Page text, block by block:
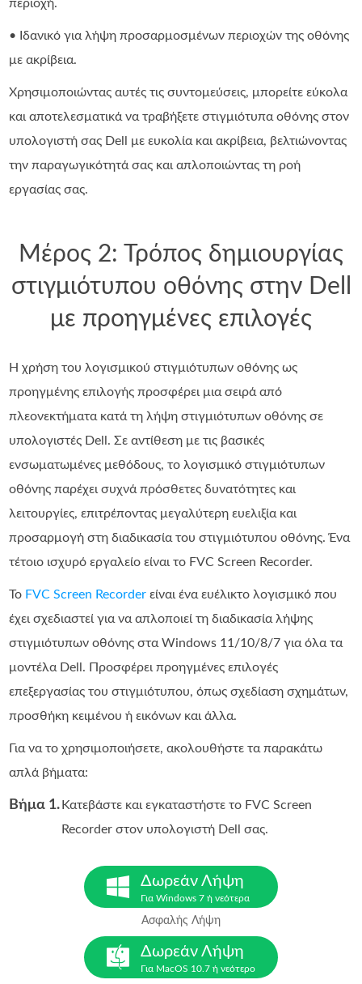
περιοχή.
• Ιδανικό για λήψη προσαρμοσμένων περιοχών της οθόνης
με ακρίβεια.
Χρησιμοποιώντας αυτές τις συντομεύσεις, μπορείτε εύκολα
και αποτελεσματικά να τραβήξετε στιγμιότυπα οθόνης στον
υπολογιστή σας Dell με ευκολία και ακρίβεια, βελτιώνοντας
την παραγωγικότητά σας και απλοποιώντας τη ροή
εργασίας σας.
Μέρος 2: Τρόπος δημιουργίας
στιγμιότυπου οθόνης στην Dell
με προηγμένες επιλογές
Η χρήση του λογισμικού στιγμιότυπων οθόνης ως
προηγμένης επιλογής προσφέρει μια σειρά από
πλεονεκτήματα κατά τη λήψη στιγμιότυπων οθόνης σε
υπολογιστές Dell. Σε αντίθεση με τις βασικές
ενσωματωμένες μεθόδους, το λογισμικό στιγμιότυπων
οθόνης παρέχει συχνά πρόσθετες δυνατότητες και
λειτουργίες, επιτρέποντας μεγαλύτερη ευελιξία και
προσαρμογή στη διαδικασία του στιγμιότυπου οθόνης. Ένα
τέτοιο ισχυρό εργαλείο είναι το FVC Screen Recorder.
Το FVC Screen Recorder είναι ένα ευέλικτο λογισμικό που
έχει σχεδιαστεί για να απλοποιεί τη διαδικασία λήψης
στιγμιότυπων οθόνης στα Windows 11/10/8/7 για όλα τα
μοντέλα Dell. Προσφέρει προηγμένες επιλογές
επεξεργασίας του στιγμιότυπου, όπως σχεδίαση σχημάτων,
προσθήκη κειμένου ή εικόνων και άλλα.
Για να το χρησιμοποιήσετε, ακολουθήστε τα παρακάτω
απλά βήματα:
Βήμα 1. Κατεβάστε και εγκαταστήστε το FVC Screen
Recorder στον υπολογιστή Dell σας.
Δωρεάν Λήψη
Για Windows 7 ή νεότερα
Ασφαλής Λήψη
Δωρεάν Λήψη
Για MacOS 10.7 ή νεότερο